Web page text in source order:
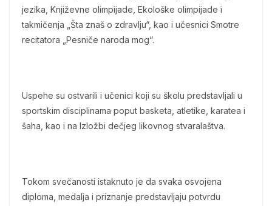
jezika, Književne olimpijade, Ekološke olimpijade i
takmičenja „Šta znaš o zdravlju“, kao i učesnici Smotre
recitatora „Pesniče naroda mog“.
Uspehe su ostvarili i učenici koji su školu predstavljali u
sportskim disciplinama poput basketa, atletike, karatea i
šaha, kao i na Izložbi dečjeg likovnog stvaralaštva.
Tokom svečanosti istaknuto je da svaka osvojena
diploma, medalja i priznanje predstavljaju potvrdu